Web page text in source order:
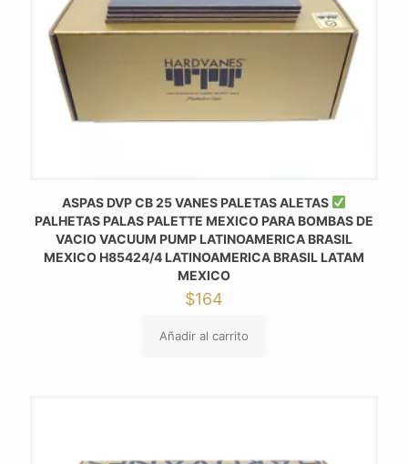
ASPAS DVP CB 25 VANES PALETAS ALETAS
PALHETAS PALAS PALETTE MEXICO PARA BOMBAS DE
VACIO VACUUM PUMP LATINOAMERICA BRASIL
MEXICO H85424/4 LATINOAMERICA BRASIL LATAM
MEXICO
$164
Añadir al carrito